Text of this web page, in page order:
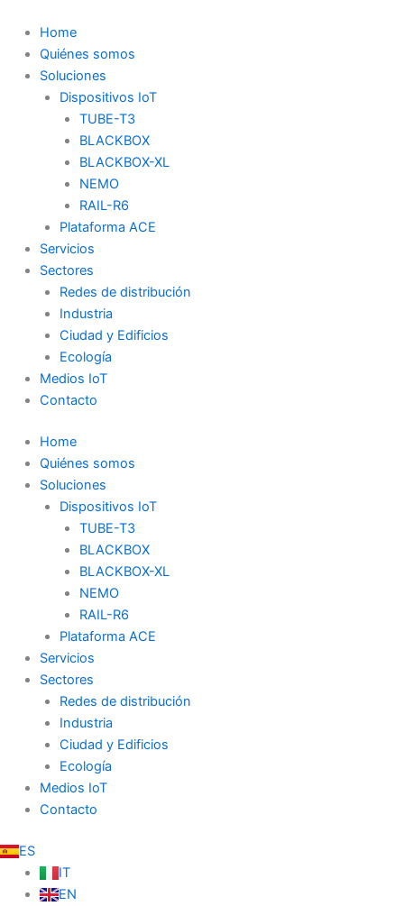
contenido
Home
Quiénes somos
Soluciones
Dispositivos IoT
TUBE-T3
BLACKBOX
BLACKBOX-XL
NEMO
RAIL-R6
Plataforma ACE
Servicios
Sectores
Redes de distribución
Industria
Ciudad y Edificios
Ecología
Medios IoT
Contacto
Home
Quiénes somos
Soluciones
Dispositivos IoT
TUBE-T3
BLACKBOX
BLACKBOX-XL
NEMO
RAIL-R6
Plataforma ACE
Servicios
Sectores
Redes de distribución
Industria
Ciudad y Edificios
Ecología
Medios IoT
Contacto
ES
IT
EN